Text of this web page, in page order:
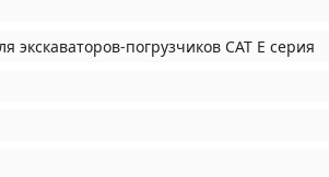
экскаваторов-погрузчиков CAT E серия